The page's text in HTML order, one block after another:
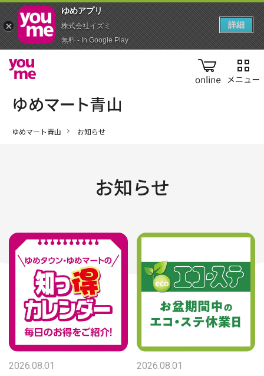
online
ゆめマート青山 お知らせ
お知らせ
2026.08.01
2026.08.01
ゆめアプ‪リ‬
株式会社イズミ
無料 - In Google Play
詳細